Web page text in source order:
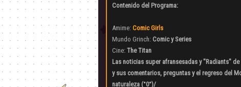
Contenido del Programa:
Amime: Comic Girls
Mundo Grinch: Comic y Series
Cine: The Titan
Las noticias super afransesadas y "Radiants" de
y sus comentarios, preguntas y el regreso del
naturaleza (°0°)/